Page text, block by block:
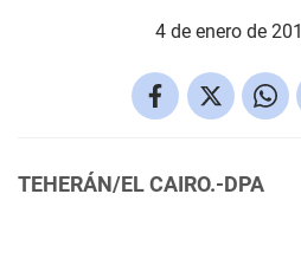
4 de enero de
TEHERÁN/EL CAIRO.-DPA